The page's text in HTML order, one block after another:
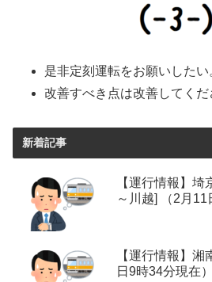
是非定刻運転をお願いしたい
改善すべき点は改善してくだ
新着記事
【運行情報】
～川越] （2月11
【運行情報】
日9時34分現在）